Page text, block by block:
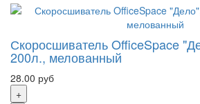
Скоросшиватель OfficeSpace
200л., мелованный
28.00 руб
+